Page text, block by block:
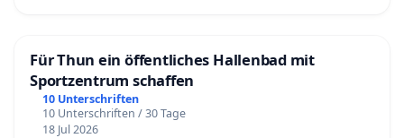
Für Thun ein öffentliches Hallenbad mit
Sportzentrum schaffen
10 Unterschriften
10 Unterschriften / 30 Tage
18 Jul 2026